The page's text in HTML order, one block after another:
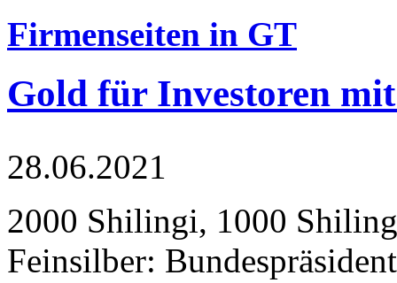
Firmenseiten in GT
Gold für Investoren
28.06.2021
2000 Shilingi, 1000
Feinsilber: